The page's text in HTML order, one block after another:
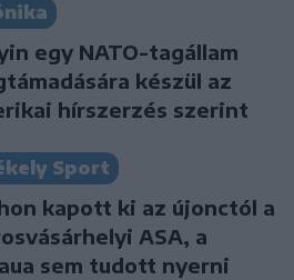
egy NATO-tagállam
készül az
hírszerzés szerint
Sport
kapott ki az újonctól a
ASA, a
sem tudott nyerni